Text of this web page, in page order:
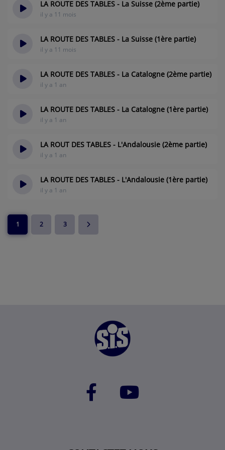
LA ROUTE DES TABLES - La Suisse (2ème partie)
il y a 11 mois
LA ROUTE DES TABLES - La Suisse (1ère partie)
il y a 11 mois
LA ROUTE DES TABLES - La Catalogne (2ème partie)
il y a 1 an
LA ROUTE DES TABLES - La Catalogne (1ère partie)
il y a 1 an
LA ROUT DES TABLES - L'Andalousie (2ème partie)
il y a 1 an
LA ROUTE DES TABLES - L'Andalousie (1ère partie)
il y a 1 an
1 2 3